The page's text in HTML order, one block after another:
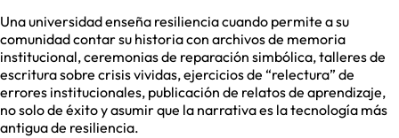
Una universidad enseña resiliencia cuando permite a su
comunidad contar su historia con archivos de memoria
institucional, ceremonias de reparación simbólica, talleres de
escritura sobre crisis vividas, ejercicios de “relectura” de
errores institucionales, publicación de relatos de aprendizaje,
no solo de éxito y asumir que la narrativa es la tecnología más
antigua de resiliencia.